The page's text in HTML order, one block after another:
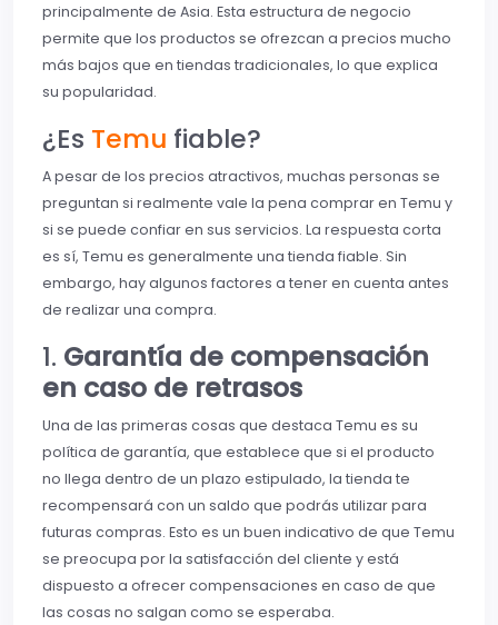
principalmente de Asia. Esta estructura de negocio
permite que los productos se ofrezcan a precios mucho
más bajos que en tiendas tradicionales, lo que explica
su popularidad.
¿Es Temu fiable?
A pesar de los precios atractivos, muchas personas se
preguntan si realmente vale la pena comprar en Temu y
si se puede confiar en sus servicios. La respuesta corta
es sí, Temu es generalmente una tienda fiable. Sin
embargo, hay algunos factores a tener en cuenta antes
de realizar una compra.
1. Garantía de compensación
en caso de retrasos
Una de las primeras cosas que destaca Temu es su
política de garantía, que establece que si el producto
no llega dentro de un plazo estipulado, la tienda te
recompensará con un saldo que podrás utilizar para
futuras compras. Esto es un buen indicativo de que Temu
se preocupa por la satisfacción del cliente y está
dispuesto a ofrecer compensaciones en caso de que
las cosas no salgan como se esperaba.